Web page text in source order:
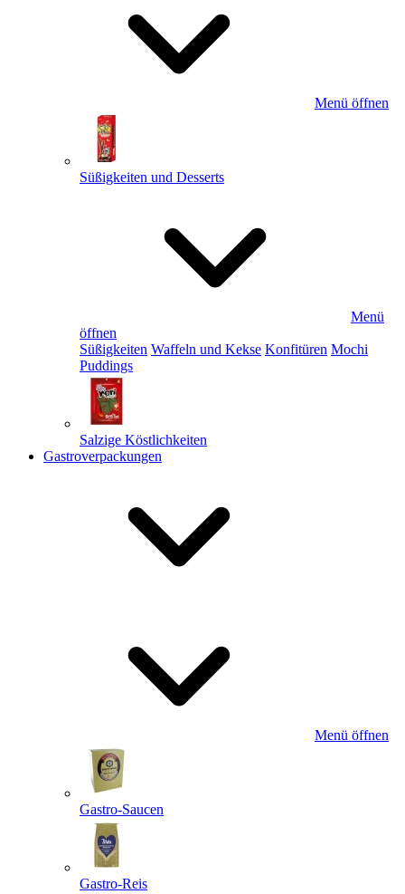
Menü öffnen
Süßigkeiten und Desserts
Menü
öffnen
Süßigkeiten Waffeln und Kekse Konfitüren Mochi
Puddings
Salzige Köstlichkeiten
Gastroverpackungen
Menü öffnen
Gastro-Saucen
Gastro-Reis